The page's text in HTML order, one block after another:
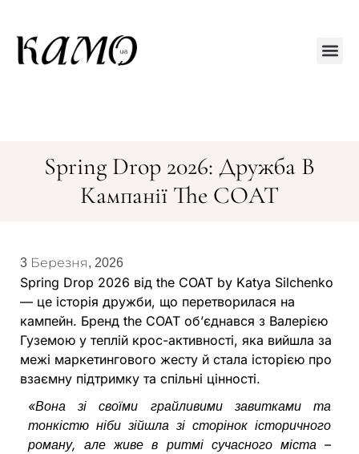
Spring Drop 2026: Дружба В
Кампанії The COAT
3 Березня, 2026
Spring Drop 2026 від the COAT by Katya Silchenko
— це історія дружби, що перетворилася на
кампейн. Бренд the COAT об’єднався з Валерією
Гуземою у теплій крос-активності, яка вийшла за
межі маркетингового жесту й стала історією про
взаємну підтримку та спільні цінності.
«Вона зі своїми грайливими завитками та
тонкістю ніби зійшла зі сторінок історичного
роману, але живе в ритмі сучасного міста –